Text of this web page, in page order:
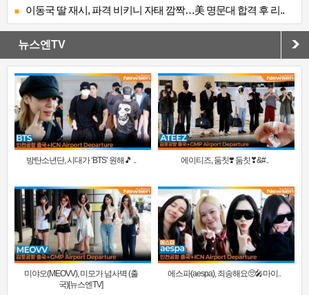
이동국 딸 재시, 파격 비키니 자태 깜짝…美 명문대 합격 후 리..
뉴스엔TV
방탄소년단, 시대가 ‘BTS’ 원해🎵 .. 에이티즈, 둠칫❣️ 둠칫❣&#..
미야오(MEOVV), 미모가 넘사벽 (출
국)[뉴스엔TV]
에스파(aespa), 죄송해요🥺🎤마이..